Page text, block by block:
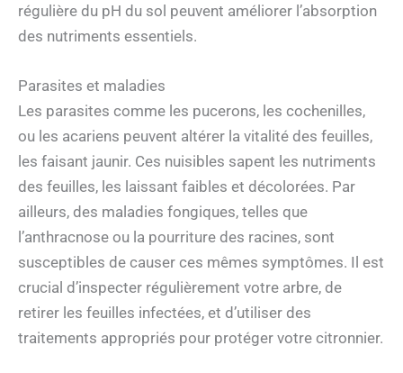
régulière du pH du sol peuvent améliorer l’absorption
des nutriments essentiels.
Parasites et maladies
Les parasites comme les pucerons, les cochenilles,
ou les acariens peuvent altérer la vitalité des feuilles,
les faisant jaunir. Ces nuisibles sapent les nutriments
des feuilles, les laissant faibles et décolorées. Par
ailleurs, des maladies fongiques, telles que
l’anthracnose ou la pourriture des racines, sont
susceptibles de causer ces mêmes symptômes. Il est
crucial d’inspecter régulièrement votre arbre, de
retirer les feuilles infectées, et d’utiliser des
traitements appropriés pour protéger votre citronnier.